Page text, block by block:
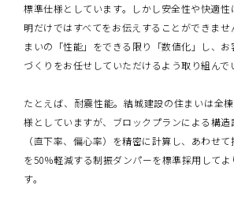
標準仕様としています。しかし安全性や快適
明だけではすべてをお伝えすることができま
まいの「性能」をできる限り「数値化」し、
づくりをお任せしていただけるよう取り組んで
たとえば、耐震性能。結城建設の住まいは全
様としていますが、ブロックプランによる構造
（直下率、偏心率）を精密に計算し、あわせ
を50％軽減する制振ダンパーを標準採用して
す。